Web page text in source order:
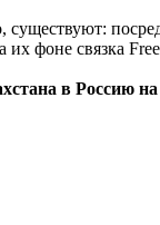
существуют:
фоне связка
в Россию